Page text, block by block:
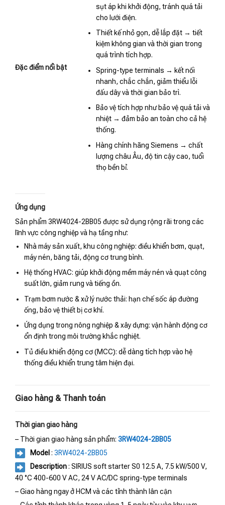
Đặc điểm nổi bật
sụt áp khi khởi động, tránh quá tải
cho lưới điện.
Thiết kế nhỏ gọn, dễ lắp đặt → tiết
kiệm không gian và thời gian trong
quá trình tích hợp.
Spring-type terminals → kết nối
nhanh, chắc chắn, giảm thiểu lỗi
đấu dây và thời gian bảo trì.
Bảo vệ tích hợp như bảo vệ quá tải và
nhiệt → đảm bảo an toàn cho cả hệ
thống.
Hàng chính hãng Siemens → chất
lượng châu Âu, độ tin cậy cao, tuổi
thọ bền bỉ.
Ứng dụng
Sản phẩm 3RW4024-2BB05 được sử dụng rộng rãi trong các
lĩnh vực công nghiệp và hạ tầng như:
Nhà máy sản xuất, khu công nghiệp: điều khiển bơm, quạt,
máy nén, băng tải, động cơ trung bình.
Hệ thống HVAC: giúp khởi động mềm máy nén và quạt công
suất lớn, giảm rung và tiếng ồn.
Trạm bơm nước & xử lý nước thải: hạn chế sốc áp đường
ống, bảo vệ thiết bị cơ khí.
Ứng dụng trong nông nghiệp & xây dựng: vận hành động cơ
ổn định trong môi trường khắc nghiệt.
Tủ điều khiển động cơ (MCC): dễ dàng tích hợp vào hệ
thống điều khiển trung tâm hiện đại.
Giao hàng & Thanh toán
Thời gian giao hàng
– Thời gian giao hàng sản phẩm: 3RW4024-2BB05
Model : 3RW4024-2BB05
Description: SIRIUS soft starter S0 12.5 A, 7.5 kW/500 V,
40 °C 400-600 V AC, 24 V AC/DC spring-type terminals
– Giao hàng ngay ở HCM và các tỉnh thành lân cận